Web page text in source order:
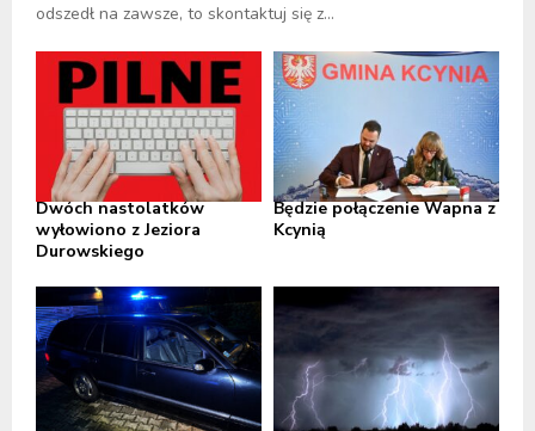
odszedł na zawsze, to skontaktuj się z...
Dwóch nastolatków
wyłowiono z Jeziora
Durowskiego
Będzie połączenie Wapna z
Kcynią